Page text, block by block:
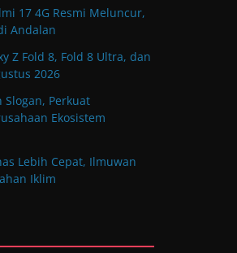
17 4G Resmi Meluncur,
Andalan
Z Fold 8, Fold 8 Ultra, dan
2026
Slogan, Perkuat
Ekosistem
Lebih Cepat, Ilmuwan
Iklim